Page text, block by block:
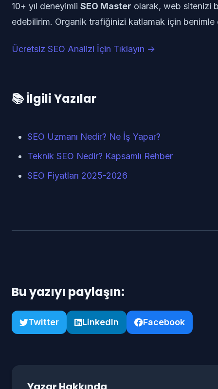
10+ yıl deneyimli SEO Master olarak, web sitenizi
edebilirim. Organik trafiğinizi katlamak için benimle
Ücretsiz SEO Analizi İçin Tıklayın →
📚 İlgili Yazılar
SEO Uzmanı Nedir? Ne İş Yapar?
Teknik SEO Nedir? Kapsamlı Rehber
SEO Fiyatları 2025-2026
Bu yazıyı paylaşın:
Twitter LinkedIn Facebook